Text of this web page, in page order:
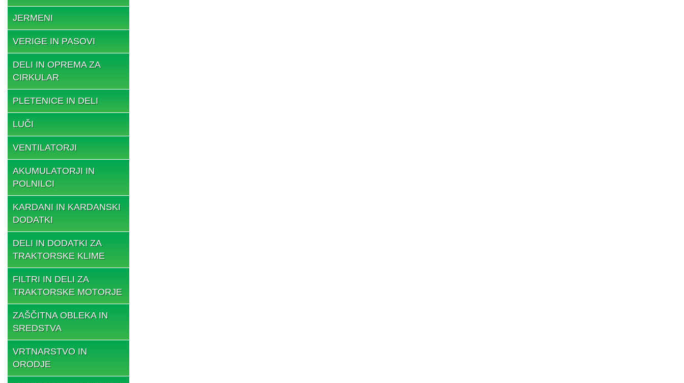
JERMENI
VERIGE IN PASOVI
DELI IN OPREMA ZA
CIRKULAR
PLETENICE IN DELI
LUČI
VENTILATORJI
AKUMULATORJI IN
POLNILCI
KARDANI IN KARDANSKI
DODATKI
DELI IN DODATKI ZA
TRAKTORSKE KLIME
FILTRI IN DELI ZA
TRAKTORSKE MOTORJE
ZAŠČITNA OBLEKA IN
SREDSTVA
VRTNARSTVO IN
ORODJE